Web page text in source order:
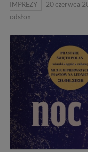
IMPREZY
20 czerwca
odsłon